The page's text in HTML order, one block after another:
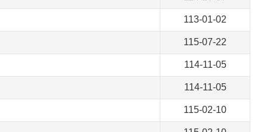
113-01-02
115-07-22
114-11-05
114-11-05
115-02-10